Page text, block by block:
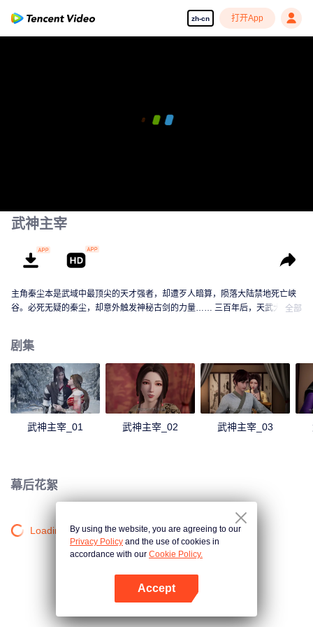
zh-cn 打开App
武神主宰
主角秦尘本是武域中最顶尖的天才强者，却遭歹人暗算，陨落大陆禁地死亡峡
谷。必死无疑的秦尘，却意外触发神秘古剑的力量…… 三百年后，天武大陆偏
写往日的强者神话，也为了守护自己所爱的一切，秦尘毅然决然扛起维护天下
五国的大任，再度踏上武道之路。
全部
剧集
武神主宰_01 武神主宰_02 武神主宰_03
幕后花絮
Loading…By using the website, you are agreeing to our
Privacy Policy and the use of cookies in
accordance with our Cookie Policy.
Accept